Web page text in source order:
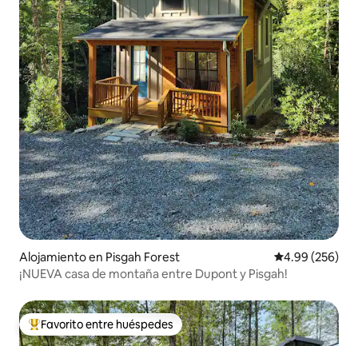
Alojamiento en Pisgah Forest Calificación
4.99 (256)
¡NUEVA casa de montaña entre Dupont y Pisgah!
Favorito entre huéspedes preferido
Favorito entre huéspedes